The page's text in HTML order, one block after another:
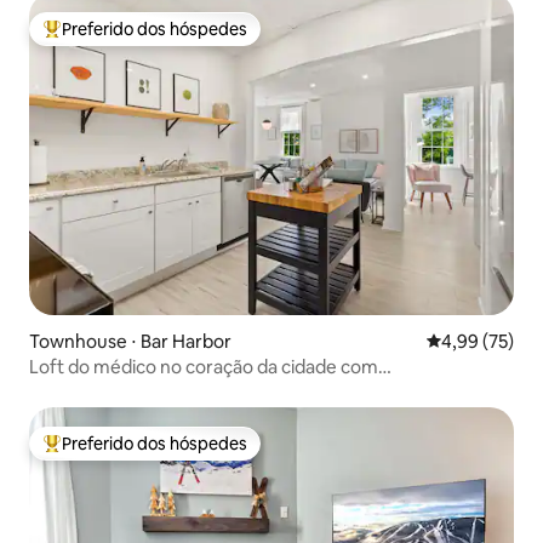
Entre os melhores preferidos dos hóspedes
Preferido dos hóspedes
Townhouse ⋅ Bar Harbor 4,99 de uma
4,99 (75)
Loft do médico no coração da cidade com
Entre os melhores preferidos dos hóspedes
Preferido dos hóspedes